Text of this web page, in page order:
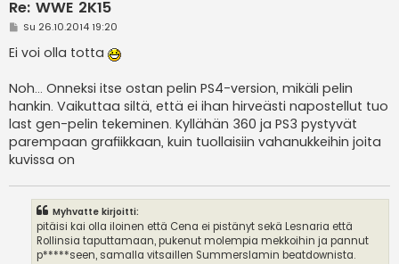
Re: WWE 2K15
V
e
s
i
Su 26.10.2014 19:20
Ei voi olla totta
Noh... Onneksi itse ostan pelin PS4-version, mikäli pelin
hankin. Vaikuttaa siltä, että ei ihan hirveästi napostellut tuo
last gen-pelin tekeminen. Kyllähän 360 ja PS3 pystyvät
parempaan grafiikkaan, kuin tuollaisiin vahanukkeihin joita
kuvissa on
Myhvatte kirjoitti:
pitäisi kai olla iloinen että Cena ei pistänyt sekä Lesnaria että
Rollinsia taputtamaan, pukenut molempia mekkoihin ja pannut
p*****seen, samalla vitsaillen Summerslamin beatdownista.